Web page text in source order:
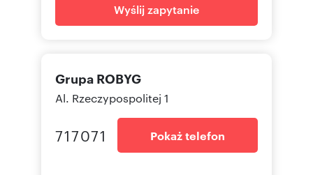
Wyślij zapytanie
Grupa ROBYG
Al. Rzeczypospolitej 1
717071 Pokaż telefon